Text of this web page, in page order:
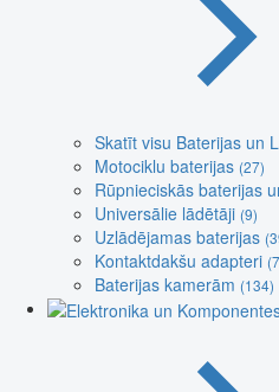
Skatīt visu Baterijas un
Motociklu baterijas (27)
Rūpnieciskās baterijas
Universālie lādētāji (9)
Uzlādējamas baterijas
Kontaktdakšu adapteri
Baterijas kamerām (134)